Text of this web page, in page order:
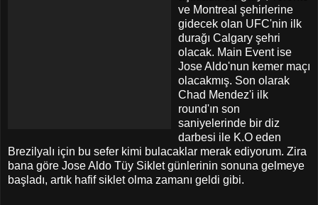
ve Montreal şehirlerine
gidecek olan UFC'nin ilk
durağı Calgary şehri
olacak. Main Event ise
Jose Aldo'nun kemer maçı
olacakmış. Son olarak
Chad Mendez'i ilk
round'ın son
saniyelerinde bir diz
darbesi ile K.O eden
Brezilyalı için bu sefer kimi bulacaklar merak ediyorum. Zira
bana göre Jose Aldo Tüy Siklet günlerinin sonuna gelmeye
başladı, artık hafif siklet olma zamanı geldi gibi.